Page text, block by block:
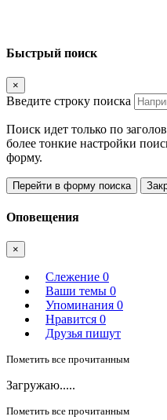
Быстрый поиск
×
Введите строку поиска
Поиск идет только по
более тонкие настройки
форму.
Перейти в форму поиска
Оповещения
×
Слежение 0
Ваши темы 0
Упоминания 0
Нравится 0
Друзья пишут
Пометить все прочитанным
Загружаю.....
Пометить все прочитанным